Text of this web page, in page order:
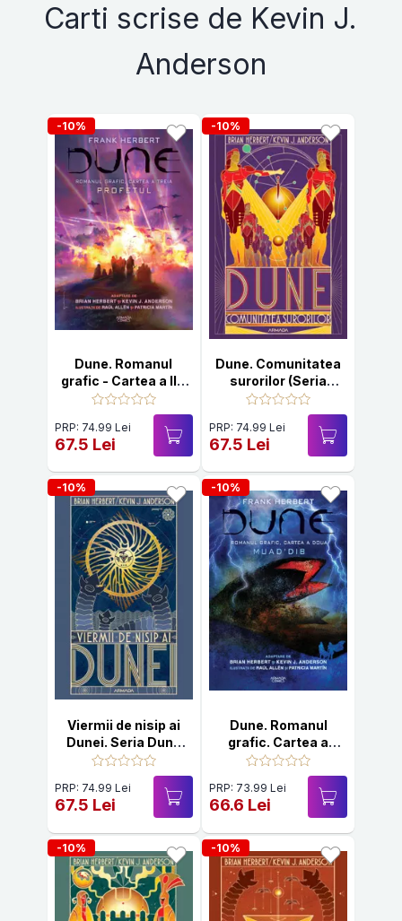
Carti scrise de Kevin J.
Anderson
-10%
Dune. Romanul
grafic - Cartea a III-
a: Profetul
PRP: 74.99 Lei
67.5 Lei
-10%
Dune. Comunitatea
surorilor (Seria
ȘCOLILE DUNEI,
PRP: 74.99 Lei
67.5 Lei
-10%
Viermii de nisip ai
Dunei. Seria Dune
Vol.8
PRP: 74.99 Lei
67.5 Lei
-10%
Dune. Romanul
grafic. Cartea a
doua. Muad'dib
PRP: 73.99 Lei
66.6 Lei
-10% -10%